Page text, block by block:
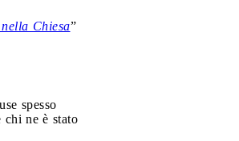
Chiesa”
spesso
chi ne è stato